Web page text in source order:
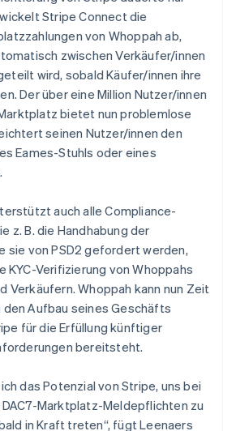
Stripe Connect die
von Whoppah ab,
zwischen Verkäufer/innen
wird, sobald Käufer/innen ihre
Der über eine Million Nutzer/innen
bietet nun problemlose
seinen Nutzer/innen den
Eames-Stuhls oder eines
auch alle Compliance-
z. B. die Handhabung der
sie von PSD2 gefordert werden,
KYC-Verifizierung von Whoppahs
Verkäufern. Whoppah kann nun Zeit
den Aufbau seines Geschäfts
für die Erfüllung künftiger
bereitsteht.
das Potenzial von Stripe, uns bei
Marktplatz-Meldepflichten zu
in Kraft treten“, fügt Leenaers